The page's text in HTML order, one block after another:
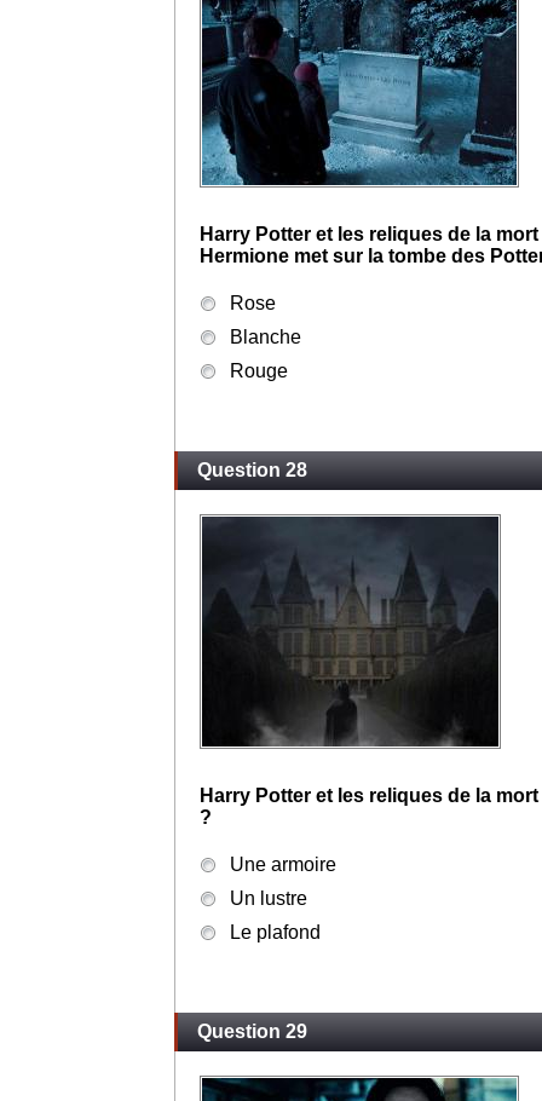
Harry Potter et les reliques de la
Hermione met sur la tombe des
Rose
Blanche
Rouge
Question 28
Harry Potter et les reliques de la
?
Une armoire
Un lustre
Le plafond
Question 29